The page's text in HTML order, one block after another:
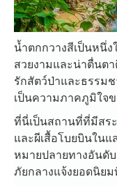
น้ำตกกวางสีเป็นหนึ่
สวยงามและน่าตื่นต
รักสัตว์ป่าและธรร
เป็นความภาคภูมิใจ
ที่นี่เป็นสถานที่ที่มีสร
และผีเสื้อโบยบินใน
หมายปลายทางอัน
ภัยกลางแจ้งยอดนิย